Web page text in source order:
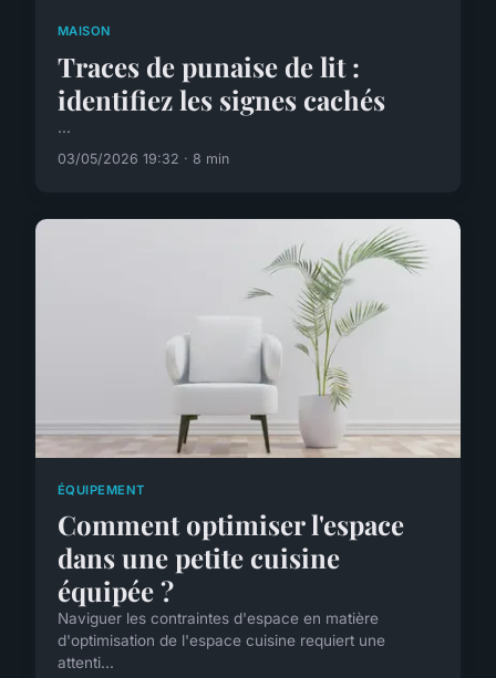
MAISON
Traces de punaise de lit :
identifiez les signes cachés
...
03/05/2026 19:32 · 8 min
ÉQUIPEMENT
Comment optimiser l'espace
dans une petite cuisine
équipée ?
Naviguer les contraintes d'espace en matière
d'optimisation de l'espace cuisine requiert une
attenti...